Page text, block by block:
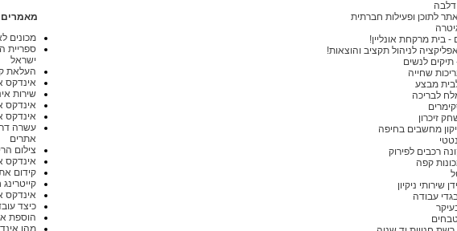
לתוכן ופעילות חברתית
- בית מרקחת אונליין!
לניהול תקציב והוצאות!
לנשים
שחייה
מבצע
לבריכה
זיכרון
מחשבים בחיפה
רכבים לפירוק
קפה
שירותי ניקיון
עבודה
מאמרים
מכונים
ספריית
ישראל
העלאת
אינדקס
שירות
אינדקס
אינדקס
עשרה
אתרים
צילום
אינדקס
קידום
קייטרינג
אינדקס
כיצד
הוספת
מהו